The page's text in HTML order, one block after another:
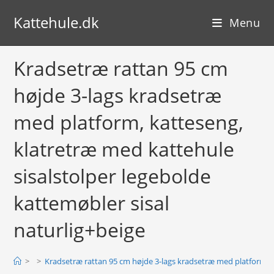
Kattehule.dk Menu
Kradsetræ rattan 95 cm
højde 3-lags kradsetræ
med platform, katteseng,
klatretræ med kattehule
sisalstolper legebolde
kattemøbler sisal
naturlig+beige
> > Kradsetræ rattan 95 cm højde 3-lags kradsetræ med